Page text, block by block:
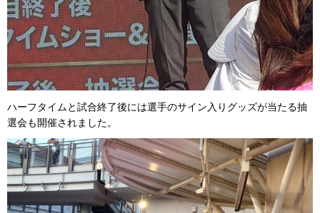
ハーフタイムと試合終了後には選手のサイン入りグッズが当たる抽
選会も開催されました。